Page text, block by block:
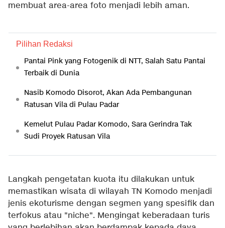
membuat area-area foto menjadi lebih aman.
Pilihan Redaksi
Pantai Pink yang Fotogenik di NTT, Salah Satu Pantai
Terbaik di Dunia
Nasib Komodo Disorot, Akan Ada Pembangunan
Ratusan Vila di Pulau Padar
Kemelut Pulau Padar Komodo, Sara Gerindra Tak
Sudi Proyek Ratusan Vila
Langkah pengetatan kuota itu dilakukan untuk
memastikan wisata di wilayah TN Komodo menjadi
jenis ekoturisme dengan segmen yang spesifik dan
terfokus atau "niche". Mengingat keberadaan turis